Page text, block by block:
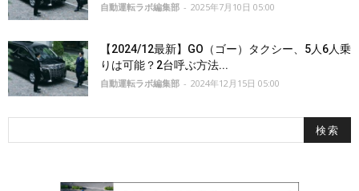
自動運転ラボ編集部 - 2025年7月10日 05:00
【2024/12最新】GO（ゴー）タクシー、5人6人乗
りは可能？2台呼ぶ方法...
自動運転ラボ編集部 - 2024年12月15日 05:00